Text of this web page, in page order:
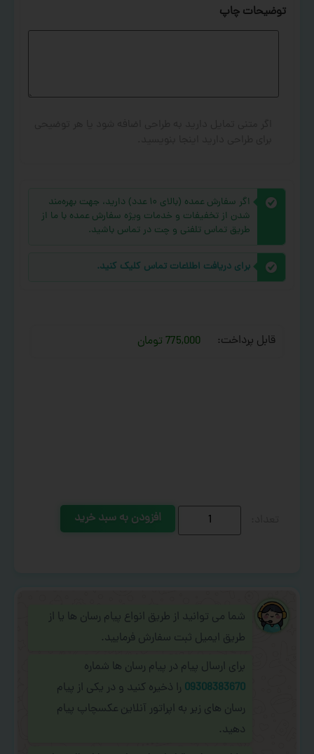
توضیحات چاپ
اگر سفارش عمده (بالای ۱۰ عدد) دارید، جهت بهره‌مند
شدن از تخفیفات و خدمات ویژه سفارش عمده با ما از
طریق تماس تلفنی و چت در تماس باشید.
برای دریافت اطلاعات تماس کلیک کنید.
قابل پرداخت: 775,000 تومان
افزودن به سبد خرید
شما می توانید از طریق انواع پیام رسان ها یا از
طریق ایمیل ثبت سفارش فرمایید.
برای ارسال پیام در پیام رسان ها شماره
09308383670 را ذخیره کنید و در یکی از پیام
رسان های زیر به اپراتور آنلاین عکسچاپ پیام
دهید.